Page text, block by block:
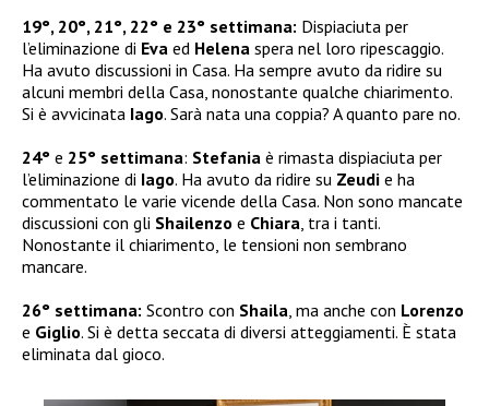
19°, 20°, 21°, 22° e 23° settimana: Dispiaciuta per
l’eliminazione di Eva ed Helena spera nel loro ripescaggio.
Ha avuto discussioni in Casa. Ha sempre avuto da ridire su
alcuni membri della Casa, nonostante qualche chiarimento.
Si è avvicinata Iago. Sarà nata una coppia? A quanto pare no.
24° e 25° settimana: Stefania è rimasta dispiaciuta per
l’eliminazione di Iago. Ha avuto da ridire su Zeudi e ha
commentato le varie vicende della Casa. Non sono mancate
discussioni con gli Shailenzo e Chiara , tra i tanti.
Nonostante il chiarimento, le tensioni non sembrano
mancare.
26° settimana: Scontro con Shaila , ma anche con Lorenzo
e Giglio. Si è detta seccata di diversi atteggiamenti. È stata
eliminata dal gioco.